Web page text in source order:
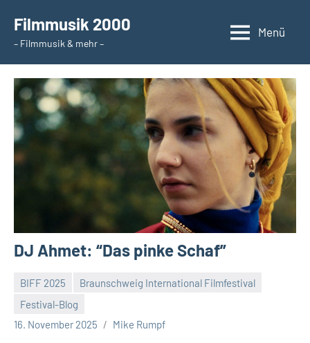
Inhalt
springen
Filmmusik 2000
– Filmmusik & mehr –
Menü
DJ Ahmet: “Das pinke Schaf”
BIFF 2025
Braunschweig International Filmfestival
Festival-Blog
16. November 2025
Mike Rumpf
Keine
Kommentare